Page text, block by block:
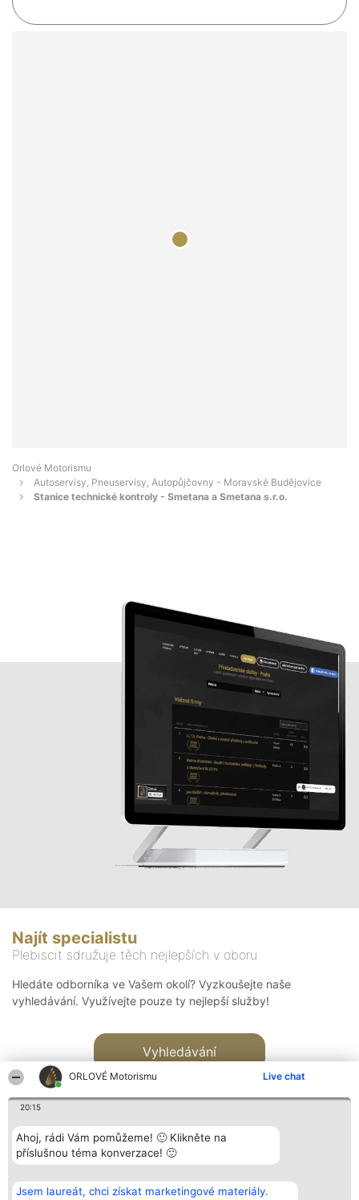
ORLOVÉ Motorismu Live chat
20:15
Ahoj, rádi Vám pomůžeme! 🙂 Klikněte na
příslušnou téma konverzace! 🙂
Jsem laureát, chci získat marketingové materiály.
Orlové Motorismu
Autoservisy, Pneuservisy, Autopůjčovny - Moravské Budějovice
Stanice technické kontroly - Smetana a Smetana s.r.o.
Najít specialistu
Plebiscit sdružuje těch nejlepších v oboru
Hledáte odborníka ve Vašem okolí? Vyzkoušejte naše
vyhledávání. Využívejte pouze ty nejlepší služby!
Vyhledávání
Bright Side Solutions sp. z o.
o. sp. k.
Vítězové
Seznam všech
Kontakt